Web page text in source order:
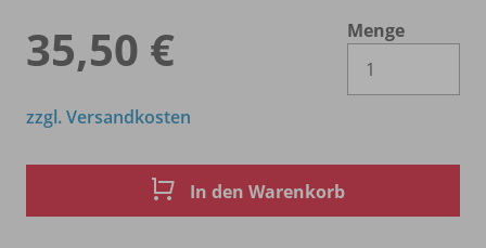
35,50 €
Menge
zzgl. Versandkosten
In den Warenkorb